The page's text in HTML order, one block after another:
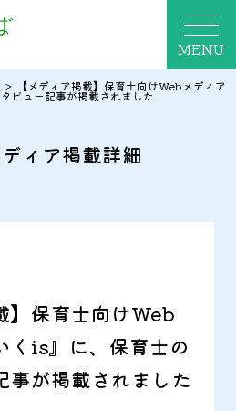
MENU
> 【メディア掲載】保育士向けWebメディア
ビュー記事が掲載されました
ィア掲載詳細
】保育士向けWeb
くis』に、保育士の
事が掲載されました